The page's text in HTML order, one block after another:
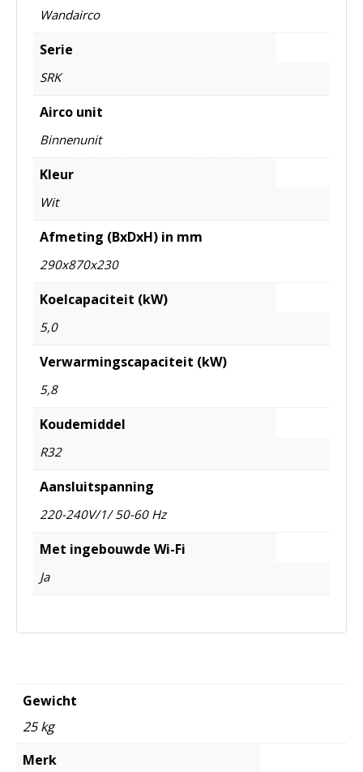
Wandairco
Serie
SRK
Airco unit
Binnenunit
Kleur
Wit
Afmeting (BxDxH) in mm
290x870x230
Koelcapaciteit (kW)
5,0
Verwarmingscapaciteit (kW)
5,8
Koudemiddel
R32
Aansluitspanning
220-240V/1/ 50-60 Hz
Met ingebouwde Wi-Fi
Ja
Gewicht
25 kg
Merk